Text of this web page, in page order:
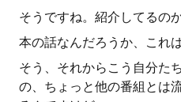
そうですね。紹介してるの
本の話なんだろうか、これ
そう、それからこう自分た
の、ちょっと他の番組とは